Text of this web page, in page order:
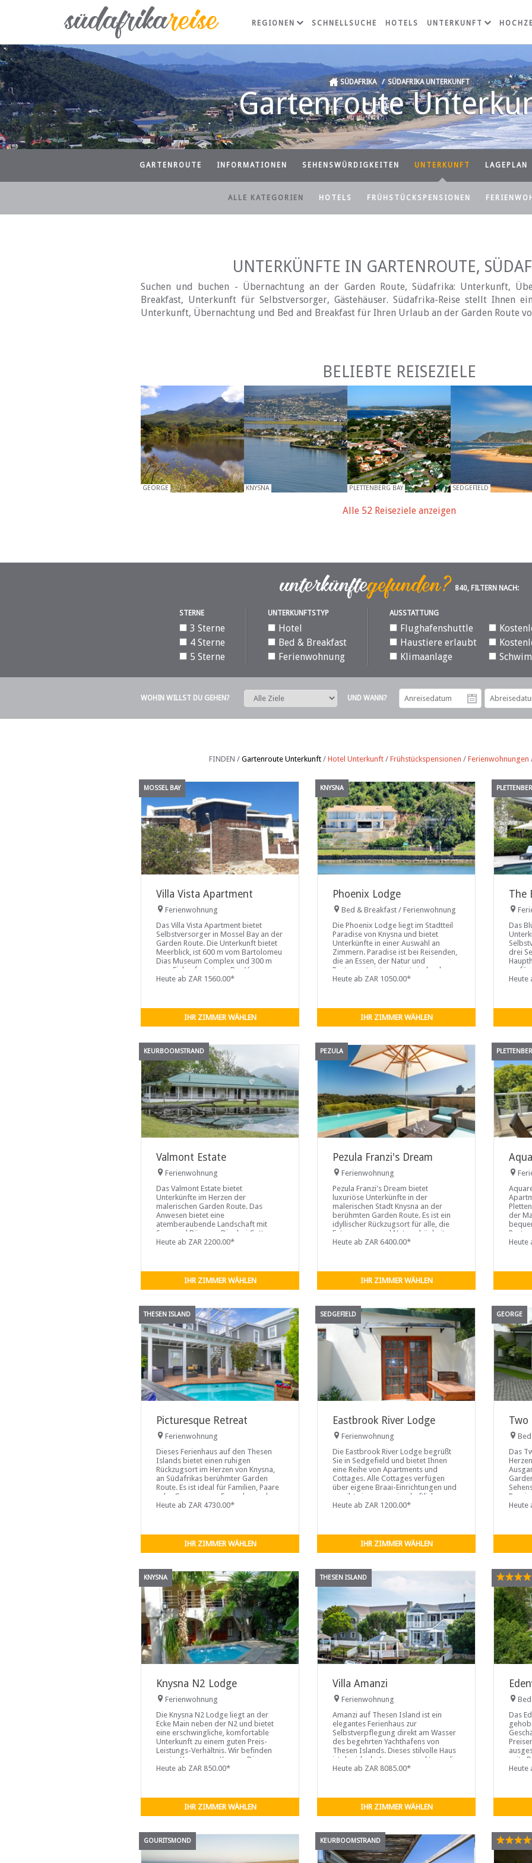
Gartenroute
REGIONEN SCHNELLSUCHE HOTELS UNTERKUNFT
SÜDAFRIKA / SÜDAFRIKA UNTERKUNFT
GARTENROUTE INFORMATIONEN SEHENSWÜRDIGKEITEN UNTERKUNFT LAGEPLAN
ALLE KATEGORIEN HOTELS FRÜHSTÜCKSPENSIONEN
UNTERKÜNFTE IN GARTENROUTE,
Suchen und buchen - Übernachtung an der Garden Route, Südafrika: Unterkunft,
Breakfast, Unterkunft für Selbstversorger, Gästehäuser. Südafrika-Reise stellt Ihnen
Unterkunft, Übernachtung und Bed and Breakfast für Ihren Urlaub an der Garden Route
BELIEBTE REISEZIELE
GEORGE KNYSNA PLETTENBERG BAY SEDGEFIELD
Alle 52 Reiseziele anzeigen
840, FILTERN NACH:
STERNE
3 Sterne
4 Sterne
5 Sterne
UNTERKUNFTSTYP
Hotel
Bed & Breakfast
Ferienwohnung
AUSSTATTUNG
Flughafenshuttle
Haustiere erlaubt
Klimaanlage
WOHIN WILLST DU GEHEN? UND WANN?
FINDEN / Gartenroute Unterkunft / Hotel Unterkunft / Frühstückspensionen / Ferienwohnungen
MOSSEL BAY
Villa Vista Apartment
Ferienwohnung
Das Villa Vista Apartment bietet
Selbstversorger in Mossel Bay an der
Garden Route. Die Unterkunft bietet
Meerblick, ist 600 m vom Bartolomeu
Dias Museum Complex und 300 m
vom Einkaufszentrum Bay View
entfernt.
Heute ab ZAR 1560.00*
IHR ZIMMER WÄHLEN
KNYSNA
Phoenix Lodge
Bed & Breakfast / Ferienwohnung
Die Phoenix Lodge liegt im Stadtteil
Paradise von Knysna und bietet
Unterkünfte in einer Auswahl an
Zimmern. Paradise ist bei Reisenden,
die an Essen, der Natur und
Restaurants interessiert sind, sehr
beliebt.
Heute ab ZAR 1050.00*
IHR ZIMMER WÄHLEN
The
Das
drei
Heute
KEURBOOMSTRAND
Valmont Estate
Ferienwohnung
Das Valmont Estate bietet
Unterkünfte im Herzen der
malerischen Garden Route. Das
Anwesen bietet eine
atemberaubende Landschaft mit
Seen und Bäumen. Die drei Cottages
sind komplett eingerichtet und
Heute ab ZAR 2200.00*
IHR ZIMMER WÄHLEN
PEZULA
Pezula Franzi's Dream
Ferienwohnung
Pezula Franzi's Dream bietet
luxuriöse Unterkünfte in der
malerischen Stadt Knysna an der
berühmten Garden Route. Es ist ein
idyllischer Rückzugsort für alle, die
Entspannung und Naturschönheit
suchen. Hier können Gäste stilvoll
Heute ab ZAR 6400.00*
IHR ZIMMER WÄHLEN
der
Heute
THESEN ISLAND
Picturesque Retreat
Ferienwohnung
Dieses Ferienhaus auf den Thesen
Islands bietet einen ruhigen
Rückzugsort im Herzen von Knysna,
an Südafrikas berühmter Garden
Route. Es ist ideal für Familien, Paare
oder Gruppen von Freunden und
verbindet eine ruhige Umgebung mit
perfekte Umgebung für Entspannung
Heute ab ZAR 4730.00*
IHR ZIMMER WÄHLEN
SEDGEFIELD
Eastbrook River Lodge
Ferienwohnung
Die Eastbrook River Lodge begrüßt
Sie in Sedgefield und bietet Ihnen
eine Reihe von Apartments und
Cottages. Alle Cottages verfügen
über eigene Braai-Einrichtungen und
es gibt einen gemeinschaftlichen
Braai-Bereich...
Heute ab ZAR 1200.00*
IHR ZIMMER WÄHLEN
GEORGE
Two
Das
den
Heute
KNYSNA
Knysna N2 Lodge
Ferienwohnung
Die Knysna N2 Lodge liegt an der
Ecke Main neben der N2 und bietet
eine erschwingliche, komfortable
Unterkunft zu einem guten Preis-
Leistungs-Verhältnis. Wir befinden
uns im Herzen von Knysna. Die
meisten Zimmer im Knysna N2 Lodge
Heute ab ZAR 850.00*
IHR ZIMMER WÄHLEN
THESEN ISLAND
Villa Amanzi
Ferienwohnung
Amanzi auf Thesen Island ist ein
elegantes Ferienhaus zur
Selbstverpflegung direkt am Wasser
des begehrten Yachthafens von
Thesen Islands. Dieses stilvolle Haus
ist der ideale Ausgangspunkt, um die
malerische Garden Route zu
Heute ab ZAR 8085.00*
IHR ZIMMER WÄHLEN
Das
suite
Heute
GOURITSMOND KEURBOOMSTRAND